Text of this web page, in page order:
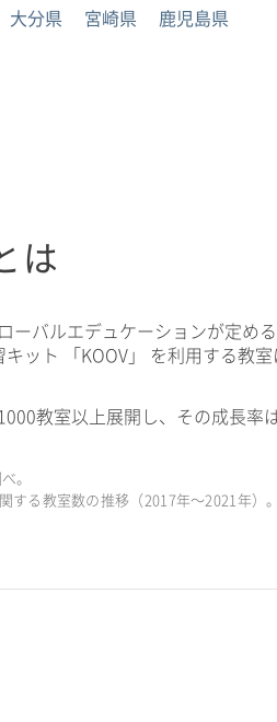
大分県 宮崎県
鹿児島県
は
ーバルエデュケーションが定め
ット 「KOOV」 を利用する教
教室以上展開し、その成長率
。
する教室数の推移（2017年〜2021年）。